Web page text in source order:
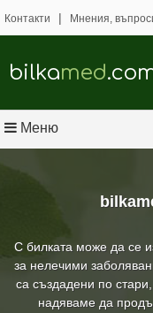
С билката може да се
за нелечими
са създадени по
надяваме да
Контакти | Мнения,
bilkamed
Меню